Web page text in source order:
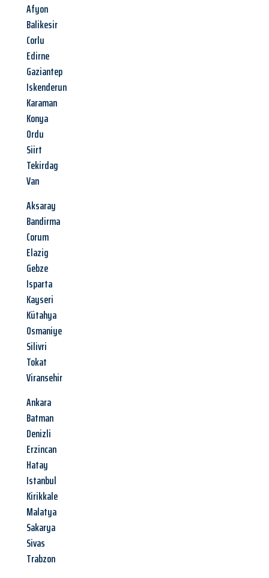
Afyon
Balikesir
Corlu
Edirne
Gaziantep
Iskenderun
Karaman
Konya
Ordu
Siirt
Tekirdag
Van
Aksaray
Bandirma
Corum
Elazig
Gebze
Isparta
Kayseri
Kütahya
Osmaniye
Silivri
Tokat
Viransehir
Ankara
Batman
Denizli
Erzincan
Hatay
Istanbul
Kirikkale
Malatya
Sakarya
Sivas
Trabzon